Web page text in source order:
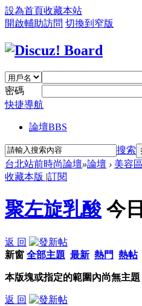
設為首頁收藏本站
開啟輔助訪問 切換到窄版
密碼
快捷導航
論壇BBS
搜索
台北站前時尚論壇»論壇 › 美容區
收藏本版 |訂閱
聚左旋乳酸 今
返 回
新窗 全部主題 最新 熱門 熱帖
本版塊或指定的範圍內尚無主題
返 回